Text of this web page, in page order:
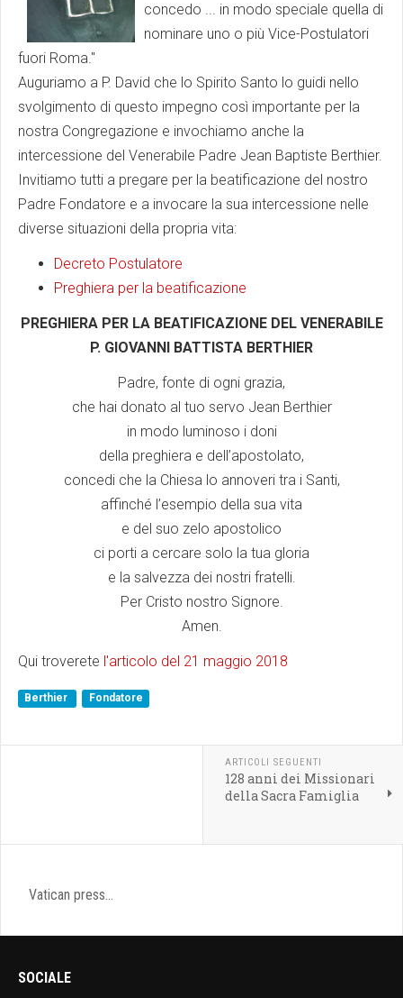
concedo ... in modo speciale quella di
nominare uno o più Vice-Postulatori
fuori Roma."
Auguriamo a P. David che lo Spirito Santo lo guidi nello
svolgimento di questo impegno così importante per la
nostra Congregazione e invochiamo anche la
intercessione del Venerabile Padre Jean Baptiste Berthier.
Invitiamo tutti a pregare per la beatificazione del nostro
Padre Fondatore e a invocare la sua intercessione nelle
diverse situazioni della propria vita:
Decreto Postulatore
Preghiera per la beatificazione
PREGHIERA PER LA BEATIFICAZIONE DEL VENERABILE
P. GIOVANNI BATTISTA BERTHIER
Padre, fonte di ogni grazia,
che hai donato al tuo servo Jean Berthier
in modo luminoso i doni
della preghiera e dell’apostolato,
concedi che la Chiesa lo annoveri tra i Santi,
affinché l’esempio della sua vita
e del suo zelo apostolico
ci porti a cercare solo la tua gloria
e la salvezza dei nostri fratelli.
Per Cristo nostro Signore.
Amen.
Qui troverete l'articolo del 21 maggio 2018
Berthier Fondatore
ARTICOLI SEGUENTI
128 anni dei Missionari
della Sacra Famiglia
Vatican press...
SOCIALE